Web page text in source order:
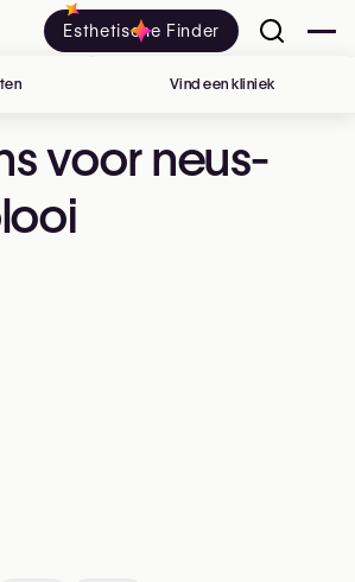
Esthetische Finder
voor neus-
Vind een kliniek